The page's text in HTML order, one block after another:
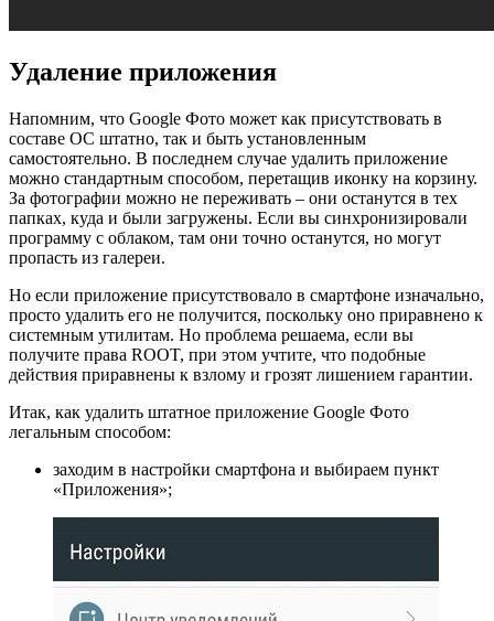
Удаление приложения
Напомним, что Google Фото может как присутствовать в
составе ОС штатно, так и быть установленным
самостоятельно. В последнем случае удалить приложение
можно стандартным способом, перетащив иконку на корзину.
За фотографии можно не переживать – они останутся в тех
папках, куда и были загружены. Если вы синхронизировали
программу с облаком, там они точно останутся, но могут
пропасть из галереи.
Но если приложение присутствовало в смартфоне изначально,
просто удалить его не получится, поскольку оно приравнено к
системным утилитам. Но проблема решаема, если вы
получите права ROOT, при этом учтите, что подобные
действия приравнены к взлому и грозят лишением гарантии.
Итак, как удалить штатное приложение Google Фото
легальным способом:
заходим в настройки смартфона и выбираем пункт
«Приложения»;